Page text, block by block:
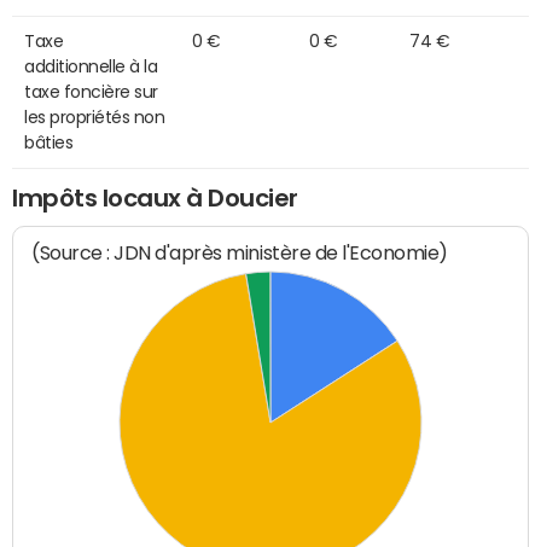
Taxe
additionnelle à la
taxe foncière sur
les propriétés non
bâties
0 € 0 € 74 €
Impôts locaux à Doucier
(Source : JDN d'après ministère de l'Economie)